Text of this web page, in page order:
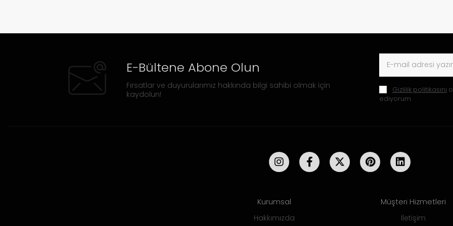
E-Bültene Abone Olun
Fırsatlar ve duyurularımız hakkında bilgi sahibi olmak için
kaydolun!
Gizlilik politikasını
ediyorum.
Kurumsal
Hakkımızda
Müşteri Hizmetleri
İletişim